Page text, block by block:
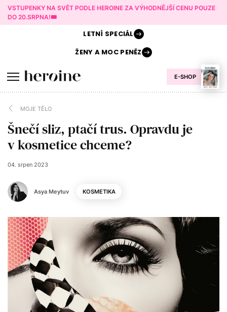
VSTUPENKY NA SVĚT PODLE HEROINE ZA VÝHODNĚJŠÍ CENU POUZE
DO 20.SRPNA!🎟️
E-SHOP
LETNÍ SPECIÁL
ŽENY AMOC PENĚZ
MOJE TĚLO
Šnečí sliz, ptačí trus. Opravdu je
v kosmetice chceme?
Asya Meytuv
04. srpen 2023
KOSMETIKA